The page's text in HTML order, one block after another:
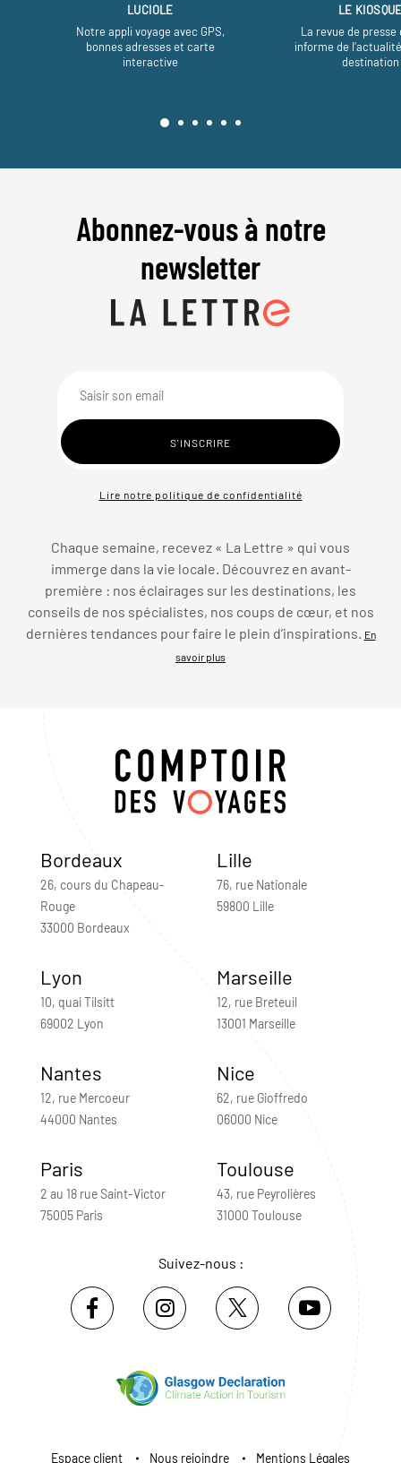
LUCIOLE
Notre appli voyage avec GPS,
bonnes adresses et carte
interactive
LE
La revue de presse
informe de
destination
Abonnez-vous à notre
newsletter
Lire notre politique de confidentialité
Chaque semaine, recevez « La Lettre » qui vous
immerge dans la vie locale. Découvrez en avant-
première : nos éclairages sur les destinations, les
conseils de nos spécialistes, nos coups de cœur, et nos
dernières tendances pour faire le plein d’inspirations.
En
savoir plus
Bordeaux
26, cours du Chapeau-
Rouge
33000 Bordeaux
Lille
76, rue Nationale
59800 Lille
Lyon
10, quai Tilsitt
69002 Lyon
Marseille
12, rue Breteuil
13001 Marseille
Nantes
12, rue Mercoeur
44000 Nantes
Nice
62, rue Gioffredo
06000 Nice
Paris
2 au 18 rue Saint-Victor
75005 Paris
Toulouse
43, rue Peyrolières
31000 Toulouse
Suivez-nous :
Espace client Nous rejoindre Mentions Légales